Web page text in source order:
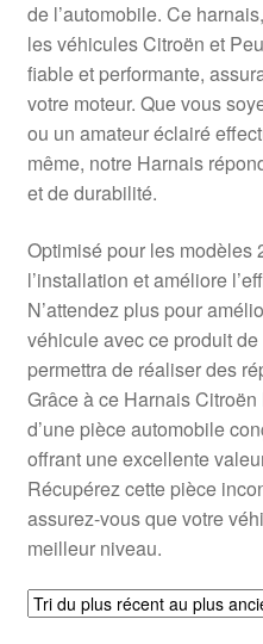
Paiements
Panier
Plainte
Procédure de Réclamation
Termes et conditions
de l’automobile. Ce
les véhicules Citroën et
fiable et performante,
votre moteur. Que vous
ou un amateur éclairé
même, notre Harnais
et de durabilité.
Optimisé pour les modèles
l’installation et améliore
N’attendez plus pour
véhicule avec ce produit
permettra de réaliser des
Grâce à ce Harnais
d’une pièce automobile
offrant une excellente
Récupérez cette pièce
assurez-vous que votre
meilleur niveau.